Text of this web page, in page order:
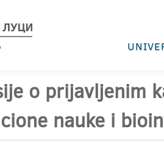
o prijavljenim
nauke i